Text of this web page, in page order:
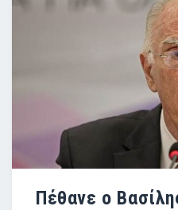
Πέθανε ο